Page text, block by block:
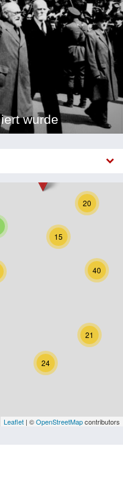
wurde
15
24
40
20
21
Leaflet | ©OpenStreetMapcontributors